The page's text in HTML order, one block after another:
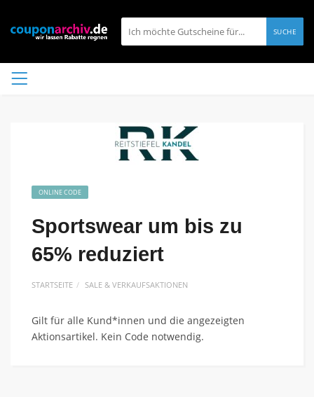
SUCHE
ONLINE CODE
Sportswear um bis zu
65% reduziert
STARTSEITE SALE & VERKAUFSAKTIONEN
Gilt für alle Kund*innen und die angezeigten
Aktionsartikel. Kein Code notwendig.